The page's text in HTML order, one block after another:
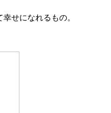
せになれるもの。